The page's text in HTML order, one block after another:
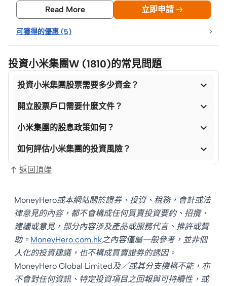
Read More 立即申請
可獲得的優惠 (5)
投資小米集團W (1810)的常見問題
投資小米集團股票需要多少資金？ 
開立股票戶口需要什麼文件？ 
小米集團的股息政策如何？ 
如何評估小米集團的投資風險？ 
返回頂端
MoneyHero或本網站關於證券、投資、稅務，會計或法
律意見的內容，都不會構成任何買賣投資要約、招攬、
建議或意見，部分內容涉及產品或服務代言、推許或贊
助。 MoneyHero.com.hk之內容僅屬一般參考，並非個
人化的投資建議，也不構成買賣證券的誘因。
MoneyHero Global Limited及／或其分支機構不能，亦
不會對任何資訊、特定投資項目之回報與可持續性，或